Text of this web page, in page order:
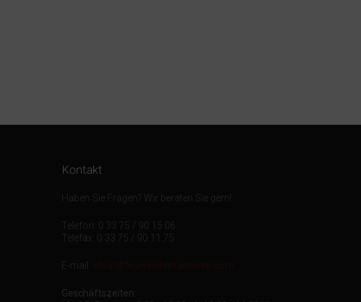
Kontakt
Haben Sie Fragen? Wir beraten Sie gern!
Telefon: 0 33 75 / 90 15 06
Telefax: 0 33 75 / 90 11 75
E-mail: shop@feuerwehrpraesente.com
Geschäftszeiten: